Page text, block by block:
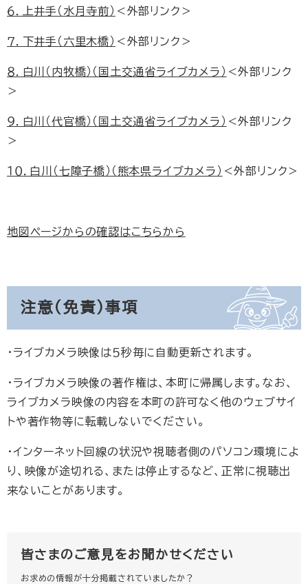
６．上井手（水月寺前） ＜外部リンク＞
７．下井手（六里木橋） ＜外部リンク＞
８．白川（内牧橋）（国土交通省ライブカメラ） ＜外部リンク
＞
９．白川（代官橋）（国土交通省ライブカメラ） ＜外部リンク
＞
１０．白川（七障子橋）（熊本県ライブカメラ） ＜外部リンク＞
地図ページからの確認はこちらから
注意（免責）事項
・ライブカメラ映像は５秒毎に自動更新されます。
・ライブカメラ映像の著作権は、本町に帰属します。なお、
ライブカメラ映像の内容を本町の許可なく他のウェブサイ
トや著作物等に転載しないでください。
・インターネット回線の状況や視聴者側のパソコン環境によ
り、映像が途切れる、または停止するなど、正常に視聴出
来ないことがあります。
皆さまのご意見をお聞かせください
お求めの情報が十分掲載されていましたか？